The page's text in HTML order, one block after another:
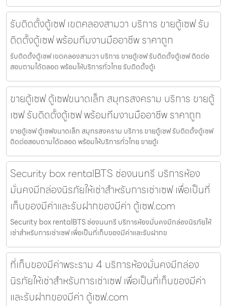
รับติดตั้งตู้เซฟ เขตคลองสามวา บริการ ขายตู้เซฟ รับ
ติดตั้งตู้เซฟ พร้อมทีมงานมืออาชีพ ราคาถูก
รับติดตั้งตู้เซฟ เขตคลองสามวา บริการ ขายตู้เซฟ รับติดตั้งตู้เซฟ ติดต่อ
สอบถามได้ตลอด พร้อมให้บริการทั่วไทย รับติดตั้งตู้เ
ขายตู้เซฟ ตู้เซฟขนาดเล็ก สมุทรสงคราม บริการ ขายตู้
เซฟ รับติดตั้งตู้เซฟ พร้อมทีมงานมืออาชีพ ราคาถูก
ขายตู้เซฟ ตู้เซฟขนาดเล็ก สมุทรสงคราม บริการ ขายตู้เซฟ รับติดตั้งตู้เซฟ
ติดต่อสอบถามได้ตลอด พร้อมให้บริการทั่วไทย ขายตู้เ
Security box rentalBTS ช่องนนทรี บริการห้อง
มั่นคงมีกล่องนิรภัยให้เช่าสำหรับการเช่าเซฟ เพื่อเป็นที่
เก็บของมีค่าและรับฝากของมีค่า ตู้เซฟ.com
Security box rentalBTS ช่องนนทรี บริการห้องมั่นคงมีกล่องนิรภัยให้
เช่าสำหรับการเช่าเซฟ เพื่อเป็นที่เก็บของมีค่าและรับฝากข
ที่เก็บของมีค่าพระราม 4 บริการห้องมั่นคงมีกล่อง
นิรภัยให้เช่าสำหรับการเช่าเซฟ เพื่อเป็นที่เก็บของมีค่า
และรับฝากของมีค่า ตู้เซฟ.com